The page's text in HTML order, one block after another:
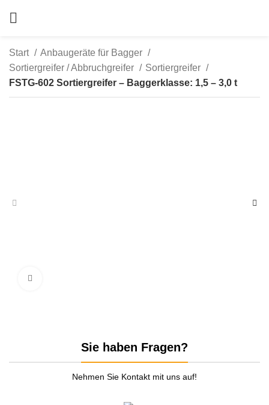
Start
Anbaugeräte für Bagger
Sortiergreifer / Abbruchgreifer
Sortiergreifer
FSTG-602 Sortiergreifer – Baggerklasse: 1,5 – 3,0 t
Sie haben Fragen?
Nehmen Sie Kontakt mit uns auf!